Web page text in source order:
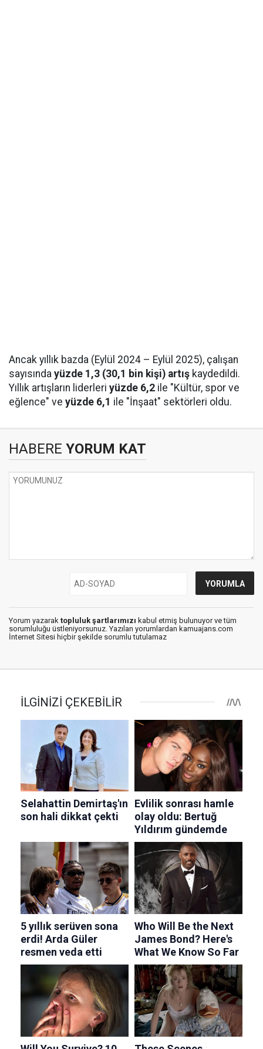
Ancak yıllık bazda (Eylül 2024 – Eylül 2025), çalışan
sayısında yüzde 1,3 (30,1 bin kişi) artış kaydedildi.
Yıllık artışların liderleri yüzde 6,2 ile "Kültür, spor ve
eğlence" ve yüzde 6,1 ile "İnşaat" sektörleri oldu.
HABERE YORUM KAT
Yorum yazarak topluluk şartlarımızı kabul etmiş bulunuyor ve tüm
sorumluluğu üstleniyorsunuz. Yazılan yorumlardan kamuajans.com
İnternet Sitesi hiçbir şekilde sorumlu tutulamaz